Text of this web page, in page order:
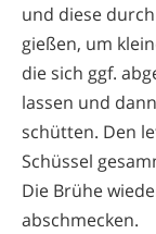
und diese
gießen, um
die sich ggf.
lassen und
schütten. Den
Schüssel
Die Brühe
abschmecken.